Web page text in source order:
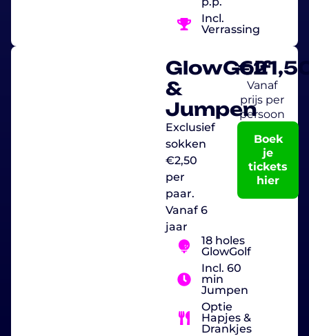
Incl.
Verrassing
GlowGolf
&
Jumpen
Exclusief
sokken
€2,50
per
paar.
Vanaf 6
jaar
18 holes
GlowGolf
Incl. 60
min
Jumpen
Optie
Hapjes &
Drankjes
€
Vanaf
prijs per
persoon
Boek
je
tickets
hier